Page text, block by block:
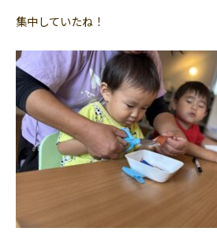
集中していたね！